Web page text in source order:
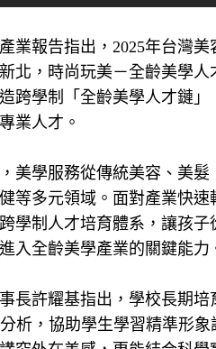
業報告指出，2025年台灣
北，時尚玩美－全齡美學
跨學制「全齡美學人才鏈
業人才。
美學服務從傳統美容、美
等多元領域。面對產業快
學制人才培育體系，讓孩
入全齡美學產業的關鍵能力
長許耀基指出，學校長期
析，協助學生學習精準形